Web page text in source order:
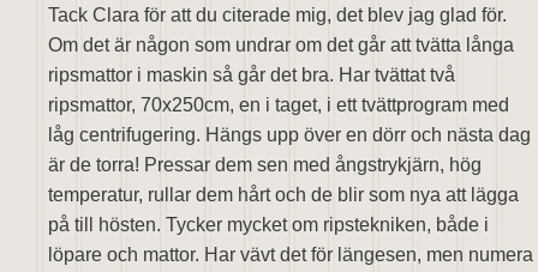
Tack Clara för att du citerade mig, det blev jag glad för.
Om det är någon som undrar om det går att tvätta långa
ripsmattor i maskin så går det bra. Har tvättat två
ripsmattor, 70x250cm, en i taget, i ett tvättprogram med
låg centrifugering. Hängs upp över en dörr och nästa dag
är de torra! Pressar dem sen med ångstrykjärn, hög
temperatur, rullar dem hårt och de blir som nya att lägga
på till hösten. Tycker mycket om ripstekniken, både i
löpare och mattor. Har vävt det för längesen, men numera